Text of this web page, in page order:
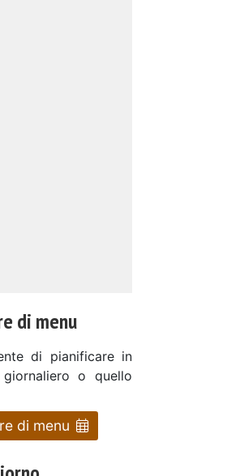
di menu
di pianificare in
o quello
di menu